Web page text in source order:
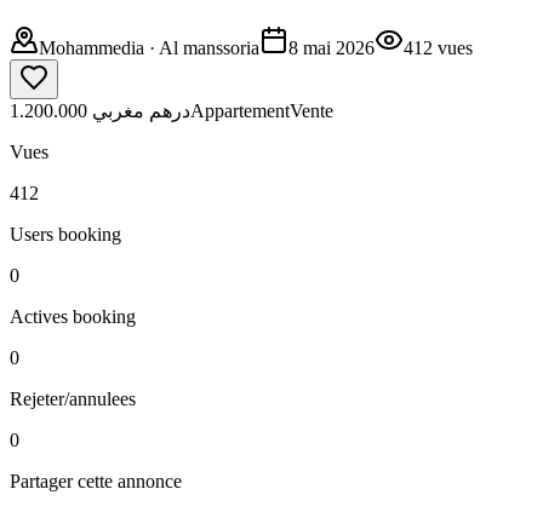
Mohammedia · Al manssoria 8 mai 2026 412 vues
1.200.000 درهم مغربيAppartementVente
Vues
412
Users booking
0
Actives booking
0
Rejeter/annulees
0
Partager cette annonce